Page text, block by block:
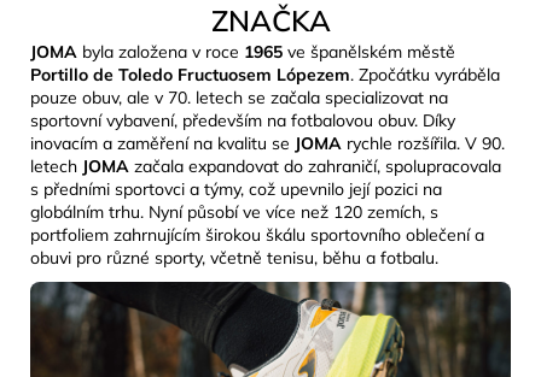
ZNAČKA
JOMA byla založena v roce 1965 ve španělském městě
Portillo de Toledo Fructuosem Lópezem. Zpočátku vyráběla
pouze obuv, ale v 70. letech se začala specializovat na
sportovní vybavení, především na fotbalovou obuv. Díky
inovacím a zaměření na kvalitu se JOMA rychle rozšířila. V 90.
letech JOMA začala expandovat do zahraničí, spolupracovala
s předními sportovci a týmy, což upevnilo její pozici na
globálním trhu. Nyní působí ve více než 120 zemích, s
portfoliem zahrnujícím širokou škálu sportovního oblečení a
obuvi pro různé sporty, včetně tenisu, běhu a fotbalu.